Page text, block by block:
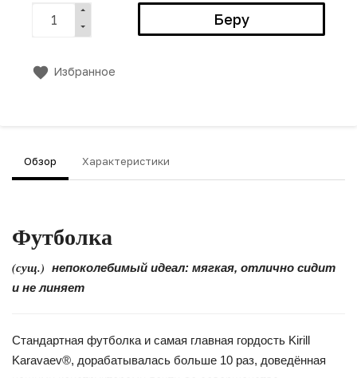
Избранное
Обзор Характеристики
Футболка
(сущ.) непоколебимый идеал: мягкая, отлично сидит
и не линяет
Стандартная футболка и самая главная гордость Kirill
Karavaev®, дорабатывалась больше 10 раз, доведённая